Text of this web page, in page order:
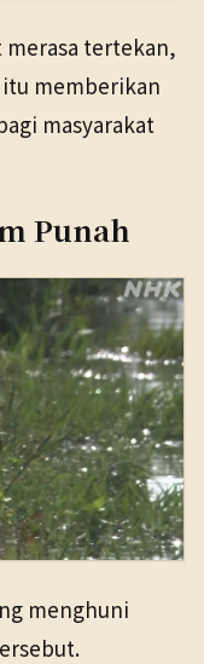
merasa tertekan,
memberikan
masyarakat
Punah
menghuni